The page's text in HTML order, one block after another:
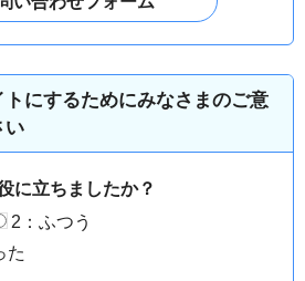
にするためにみなさまのご意
い
に立ちましたか？
2：ふつう
た